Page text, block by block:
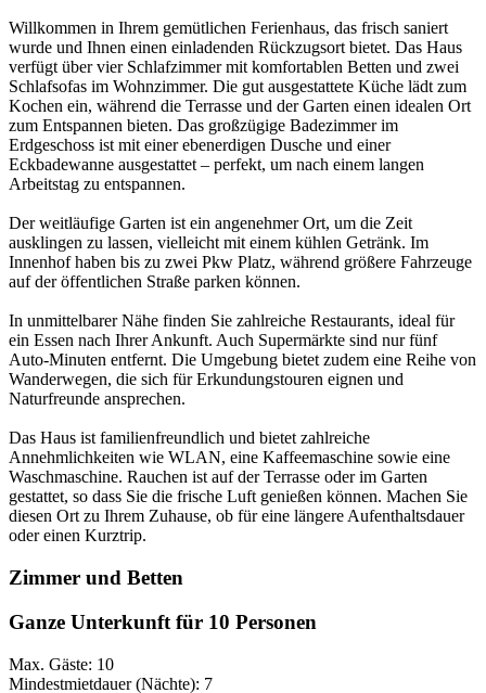
Willkommen in Ihrem gemütlichen Ferienhaus, das frisch saniert
wurde und Ihnen einen einladenden Rückzugsort bietet. Das Haus
verfügt über vier Schlafzimmer mit komfortablen Betten und zwei
Schlafsofas im Wohnzimmer. Die gut ausgestattete Küche lädt zum
Kochen ein, während die Terrasse und der Garten einen idealen Ort
zum Entspannen bieten. Das großzügige Badezimmer im
Erdgeschoss ist mit einer ebenerdigen Dusche und einer
Eckbadewanne ausgestattet – perfekt, um nach einem langen
Arbeitstag zu entspannen.
Der weitläufige Garten ist ein angenehmer Ort, um die Zeit
ausklingen zu lassen, vielleicht mit einem kühlen Getränk. Im
Innenhof haben bis zu zwei Pkw Platz, während größere Fahrzeuge
auf der öffentlichen Straße parken können.
In unmittelbarer Nähe finden Sie zahlreiche Restaurants, ideal für
ein Essen nach Ihrer Ankunft. Auch Supermärkte sind nur fünf
Auto-Minuten entfernt. Die Umgebung bietet zudem eine Reihe von
Wanderwegen, die sich für Erkundungstouren eignen und
Naturfreunde ansprechen.
Das Haus ist familienfreundlich und bietet zahlreiche
Annehmlichkeiten wie WLAN, eine Kaffeemaschine sowie eine
Waschmaschine. Rauchen ist auf der Terrasse oder im Garten
gestattet, so dass Sie die frische Luft genießen können. Machen Sie
diesen Ort zu Ihrem Zuhause, ob für eine längere Aufenthaltsdauer
oder einen Kurztrip.
Zimmer und Betten
Ganze Unterkunft für 10 Personen
Max. Gäste: 10
Mindestmietdauer (Nächte): 7